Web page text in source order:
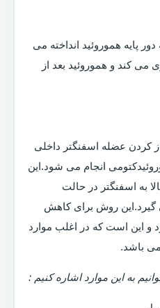
پایه هموروئید انداخته می
کند و هموروئید بعد از
کردن عضله اسفنگتر داخلی
انجام می شود.این
به اسفنگتر در حالت
گیرد.این روش برای کاهش
این است که در اغلب موارد
باشد.
به این موارد اشاره کنیم :